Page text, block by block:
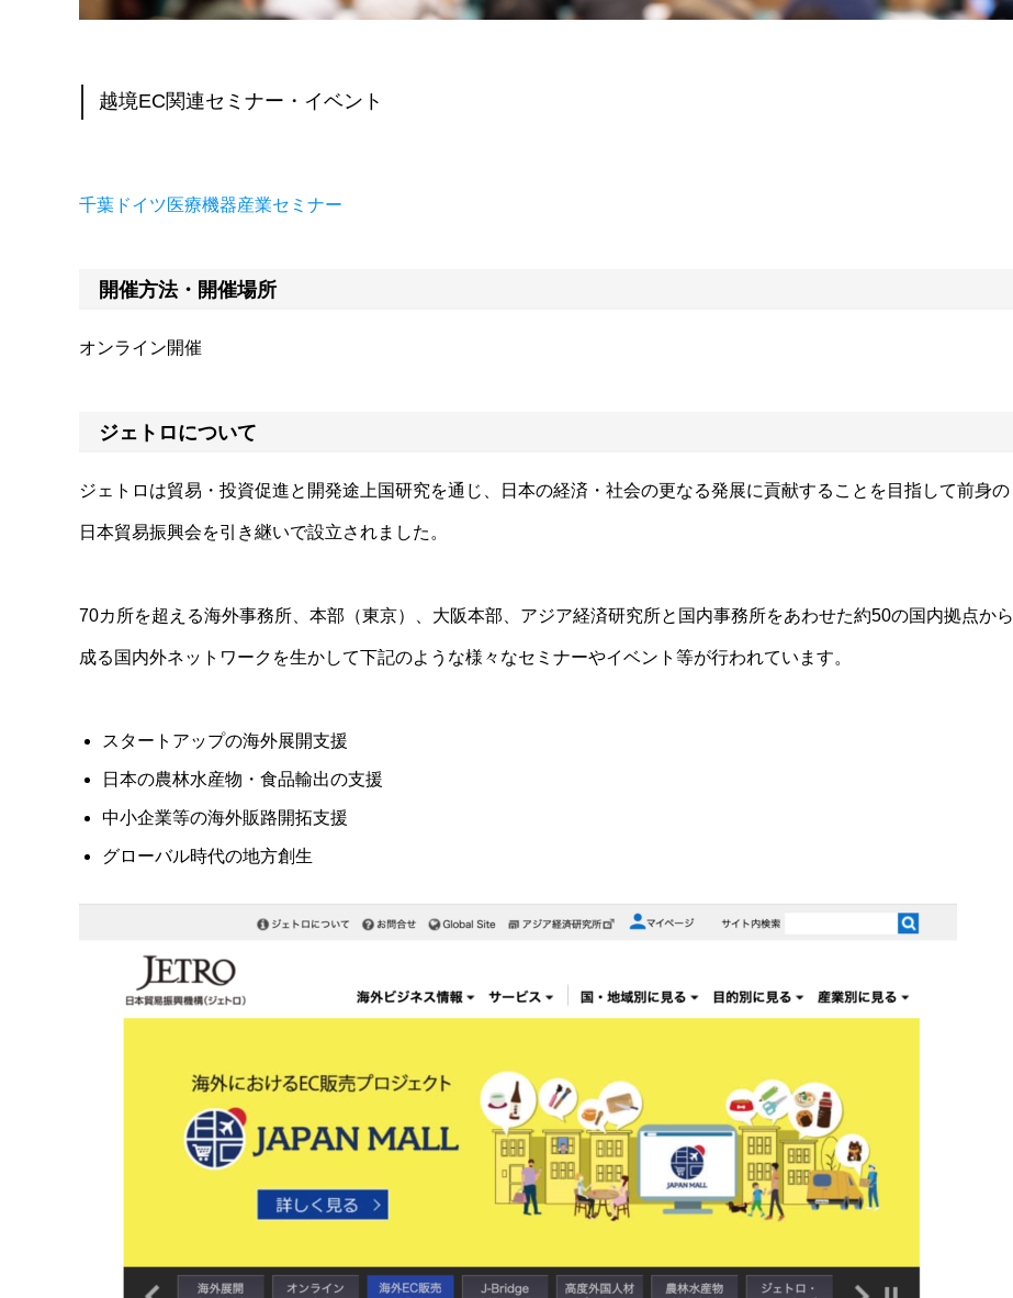
越境EC関連セミナー・イベント
千葉ドイツ医療機器産業セミナー
開催方法・開催場所
オンライン開催
ジェトロについて
ジェトロは貿易・投資促進と開発途上国研究を通じ、日本の経済・社会の更なる発展に貢献することを目指して前身の
日本貿易振興会を引き継いで設立されました。
70カ所を超える海外事務所、本部（東京）、大阪本部、アジア経済研究所と国内事務所をあわせた約50の国内拠点から
成る国内外ネットワークを生かして下記のような様々なセミナーやイベント等が行われています。
スタートアップの海外展開支援
日本の農林水産物・食品輸出の支援
中小企業等の海外販路開拓支援
グローバル時代の地方創生